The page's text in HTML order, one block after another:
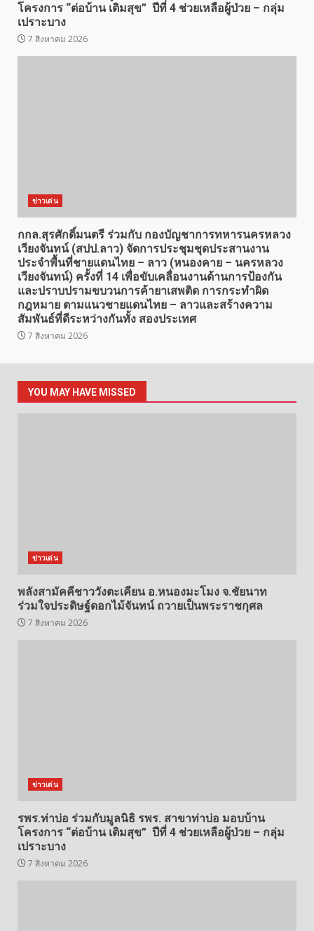
โครงการ “ต่อบ้าน เติมสุข” ปีที่ 4 ช่วยเหลือผู้ป่วย – กลุ่ม
เปราะบาง
7 สิงหาคม 2026
ข่าวเด่น
กกล.สุรศักดิ์มนตรี ร่วมกับ กองบัญชาการทหารนครหลวง
เวียงจันทน์ (สปป.ลาว) จัดการประชุมชุดประสานงาน
ประจำพื้นที่ชายแดนไทย – ลาว (หนองคาย – นครหลวง
เวียงจันทน์) ครั้งที่ 14 เพื่อขับเคลื่อนงานด้านการป้องกัน
และปราบปรามขบวนการค้ายาเสพติด การกระทำผิด
กฎหมาย ตามแนวชายแดนไทย – ลาวและสร้างความ
สัมพันธ์ที่ดีระหว่างกันทั้ง สองประเทศ
7 สิงหาคม 2026
YOU MAY HAVE MISSED
ข่าวเด่น
พลังสามัคคีชาววังตะเคียน อ.หนองมะโมง จ.ชัยนาท
ร่วมใจประดิษฐ์ดอกไม้จันทน์ ถวายเป็นพระราชกุศล
7 สิงหาคม 2026
ข่าวเด่น
รพร.ท่าบ่อ ร่วมกับมูลนิธิ รพร. สาขาท่าบ่อ มอบบ้าน
โครงการ “ต่อบ้าน เติมสุข” ปีที่ 4 ช่วยเหลือผู้ป่วย – กลุ่ม
เปราะบาง
7 สิงหาคม 2026